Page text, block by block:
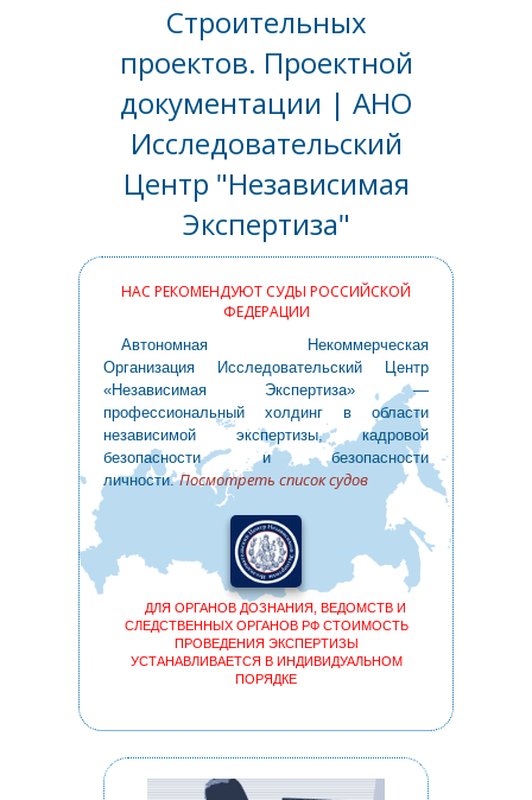
Строительных
проектов. Проектной
документации | АНО
Исследовательский
Центр "Независимая
Экспертиза"
НАС РЕКОМЕНДУЮТ СУДЫ РОССИЙСКОЙ
ФЕДЕРАЦИИ
Автономная Некоммерческая
Организация Исследовательский Центр
«Независимая Экспертиза» —
профессиональный холдинг в области
независимой экспертизы, кадровой
безопасности и безопасности
личности.Посмотреть список судов
ДЛЯ ОРГАНОВ ДОЗНАНИЯ, ВЕДОМСТВ И
СЛЕДСТВЕННЫХ ОРГАНОВ РФ СТОИМОСТЬ
ПРОВЕДЕНИЯ ЭКСПЕРТИЗЫ
УСТАНАВЛИВАЕТСЯ В ИНДИВИДУАЛЬНОМ
ПОРЯДКЕ